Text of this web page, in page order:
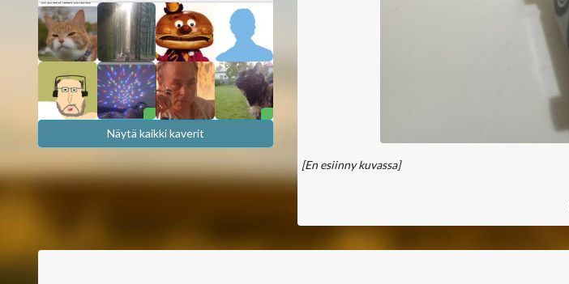
[En esiinny kuvassa]
Näytä kaikki kaverit